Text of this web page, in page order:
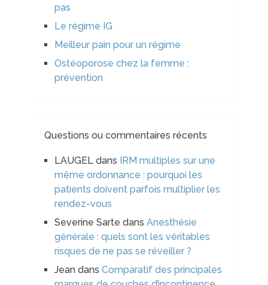
pas
Le régime IG
Meilleur pain pour un régime
Ostéoporose chez la femme :
prévention
Questions ou commentaires récents
LAUGELdans
IRM multiples sur une
même ordonnance : pourquoi les
patients doivent parfois multiplier les
rendez-vous
Severine Sarte dans Anesthésie
générale : quels sont les véritables
risques de ne pas se réveiller ?
Jeandans Comparatif des principales